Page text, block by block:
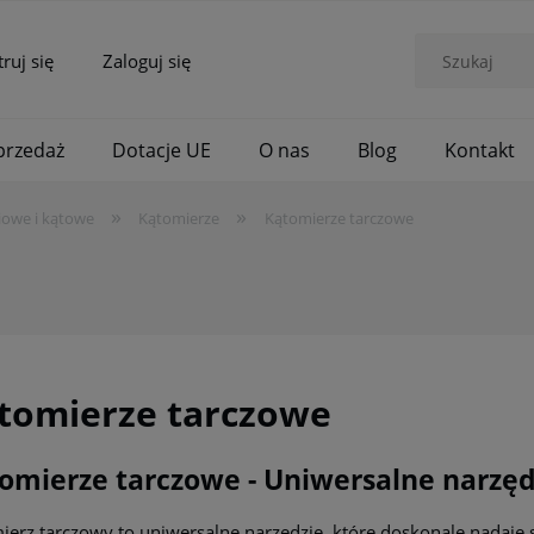
się Zaloguj się
Dotacje UE O nas Blog Kontakt
i kątowe » Kątomierze » Kątomierze tarczowe
tarczowe
tarczowe - Uniwersalne